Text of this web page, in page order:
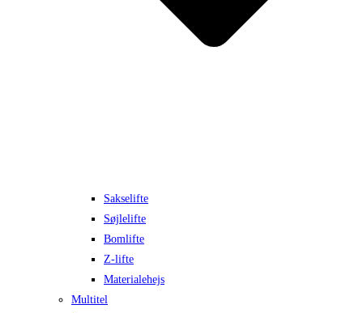
Sakselifte
Søjlelifte
Bomlifte
Z-lifte
Materialehejs
Multitel